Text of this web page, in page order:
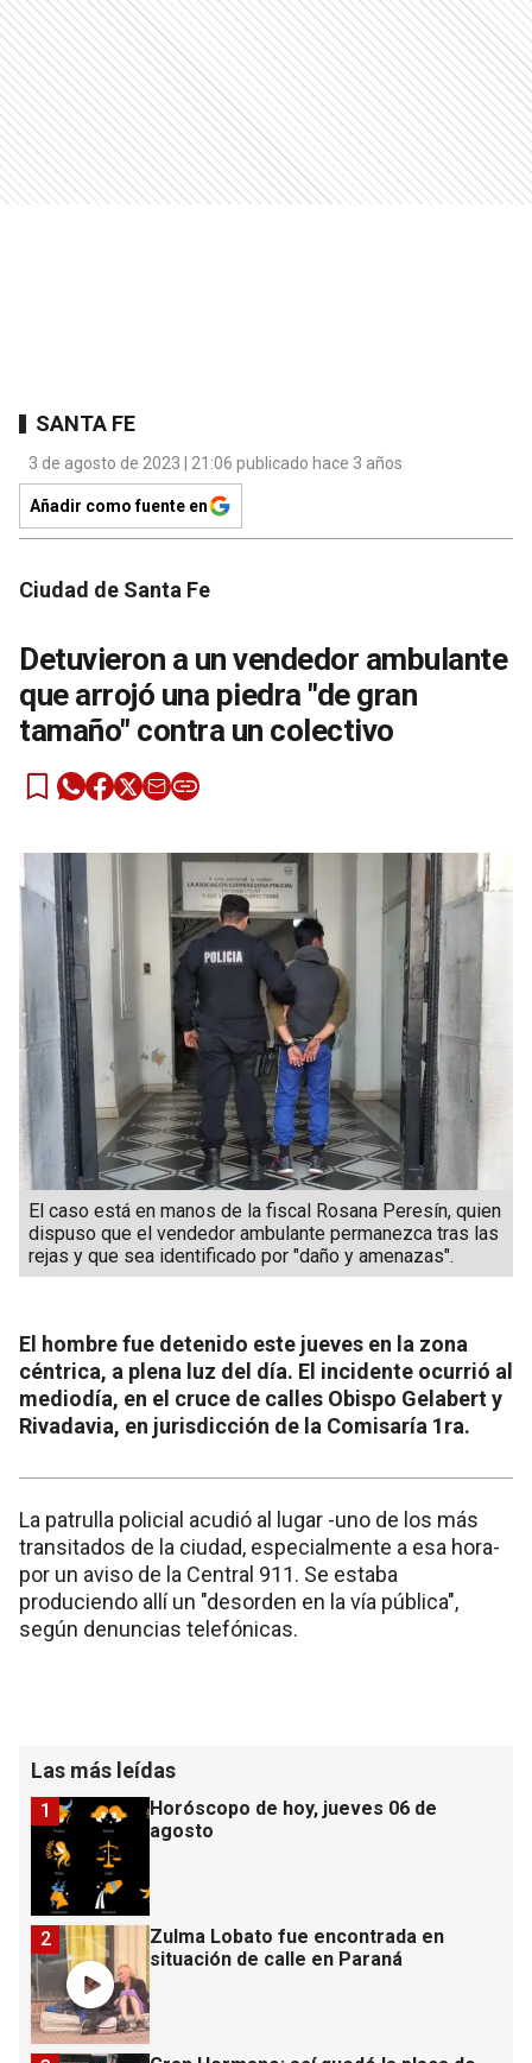
SANTA FE
3 de agosto de 2023 | 21:06 publicado hace 3 años
Añadir como fuente en
Ciudad de Santa Fe
Detuvieron a un vendedor ambulante
que arrojó una piedra "de gran
tamaño" contra un colectivo
El caso está en manos de la fiscal Rosana Peresín, quien
dispuso que el vendedor ambulante permanezca tras las
rejas y que sea identificado por "daño y amenazas".
El hombre fue detenido este jueves en la zona
céntrica, a plena luz del día. El incidente ocurrió al
mediodía, en el cruce de calles Obispo Gelabert y
Rivadavia, en jurisdicción de la Comisaría 1ra.
La patrulla policial acudió al lugar -uno de los más
transitados de la ciudad, especialmente a esa hora-
por un aviso de la Central 911. Se estaba
produciendo allí un "desorden en la vía pública",
según denuncias telefónicas.
Las más leídas
Horóscopo de hoy, jueves 06 de
agosto
1
Zulma Lobato fue encontrada en
situación de calle en Paraná
2